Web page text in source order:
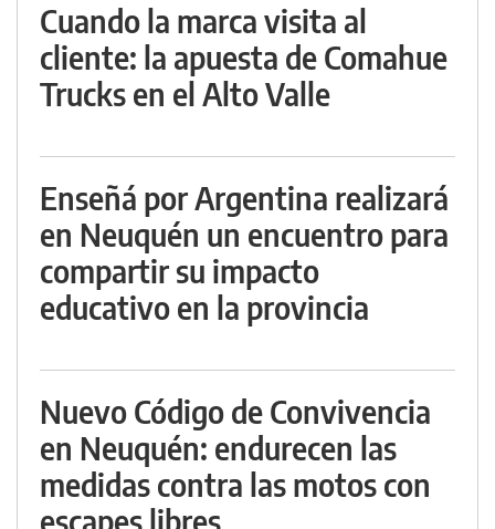
Cuando la marca visita al
cliente: la apuesta de Comahue
Trucks en el Alto Valle
Enseñá por Argentina realizará
en Neuquén un encuentro para
compartir su impacto
educativo en la provincia
Nuevo Código de Convivencia
en Neuquén: endurecen las
medidas contra las motos con
escapes libres